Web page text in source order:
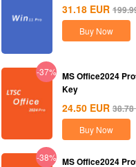
31.18 EUR
Buy Now
-37% MS Office2024
Key
24.50 EUR 38.78
Buy Now
-38% MS Office2024